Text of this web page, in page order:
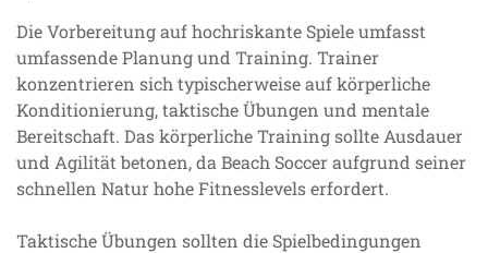
Die Vorbereitung auf hochriskante Spiele umfasst
umfassende Planung und Training. Trainer
konzentrieren sich typischerweise auf körperliche
Konditionierung, taktische Übungen und mentale
Bereitschaft. Das körperliche Training sollte Ausdauer
und Agilität betonen, da Beach Soccer aufgrund seiner
schnellen Natur hohe Fitnesslevels erfordert.
Taktische Übungen sollten die Spielbedingungen